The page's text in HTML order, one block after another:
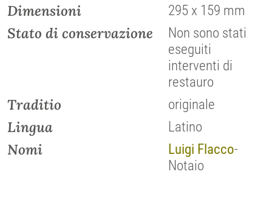
Dimensioni 295 x 159 mm
Stato di conservazione
Non sono stati
eseguiti
interventi di
restauro
Traditio originale
Lingua Latino
Nomi Luigi Flacco-
Notaio